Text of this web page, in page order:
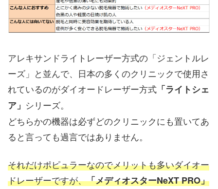
アレキサンドライトレーザー方式の「ジェントルレ
ーズ」と並んで、日本の多くのクリニックで使用さ
れているのがダイオードレーザー方式 「ライトシェ
ア」 シリーズ。
どちらかの機器は必ずどのクリニックにも置いてあ
ると言っても過言ではありません。
それだけポピュラーなのでメリットも多いダイオー
ドレーザーですが、「メディオスターNeXT PRO」